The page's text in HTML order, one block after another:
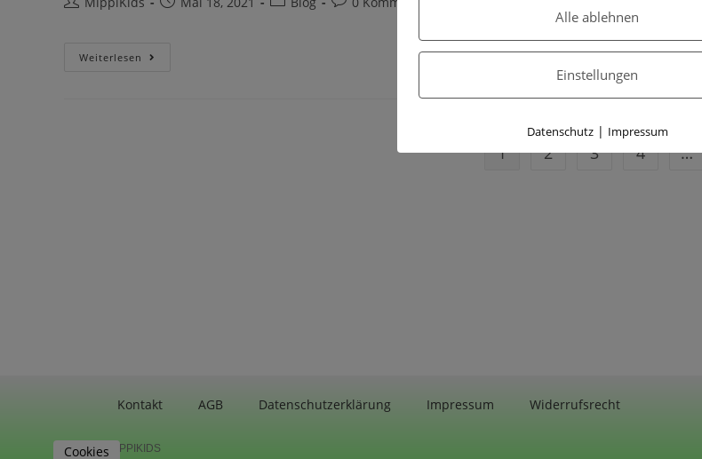
Weiterlesen
1 2 3 4 …
Kontakt AGB Datenschutzerklärung Impressum Widerrufsrecht
©MIPPIKIDS
Cookies
Alle ablehnen
Einstellungen
Datenschutz| Impressum